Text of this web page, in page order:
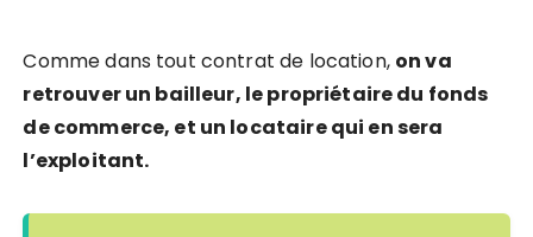
Comme dans tout contrat de location, on va
retrouver un bailleur, le propriétaire du fonds
de commerce, et un locataire qui en sera
l’exploitant.